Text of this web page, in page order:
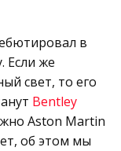
в
Если же
свет, то его
Bentley
Aston Martin
об этом мы